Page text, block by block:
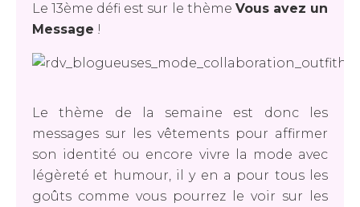
Le 13ème défi est sur le thème Vous avez un
Message !
Le thème de la semaine est donc les
messages sur les vêtements pour affirmer
son identité ou encore vivre la mode avec
légèreté et humour, il y en a pour tous les
goûts comme vous pourrez le voir sur les